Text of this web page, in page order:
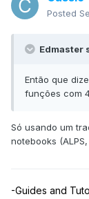
Posted
Edmaster
Então que
funções com
Só usando um
notebooks
-Guides and